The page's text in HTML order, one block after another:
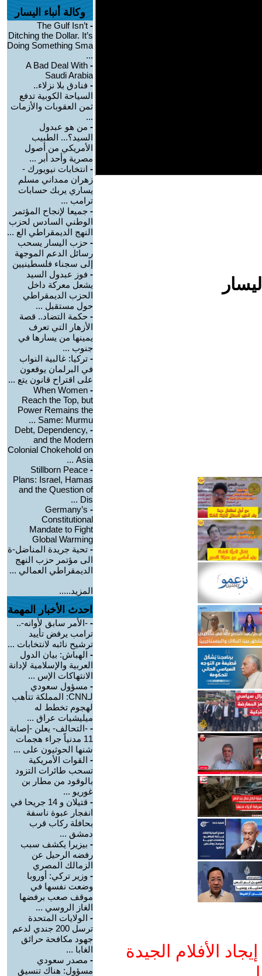
الأفلام الجيدة
وكالة أنباء اليسار
-
The Gulf Isn’t
Ditching the Dollar. It’s
Doing Something Sma
...
-
A Bad Deal With
Saudi Arabia
- فنادق بلا نزلاء..
السياحة الكوبية تدفع
ثمن العقوبات والأزمات
...
- من هو عبدول
السيد؟... الطبيب
الأمريكي من أصول
مصرية وأحد أبر ...
- انتخابات نيويورك -
زهران ممداني مسلم
يساري يربك حسابات
ترامب ...
- جميعا لإنجاح المؤتمر
الوطني السادس لحزب
النهج الديمقراطي الع ...
- حزب اليسار يسحب
رسائل الدعم الموجهة
إلى سجناء فلسطينيين
- فوز عبدول السيد
يشعل معركة داخل
الحزب الديمقراطي
حول مستقبل ...
- حكمة التضاد.. قصة
الأزهار التي تعرف
يمينها من يسارها في
جنوب ...
- تركيا: غالبية النواب
في البرلمان يوقعون
على اقتراح قانون يتع ...
-
When Women
Reach the Top, but
Power Remains the
Same: Murmu ...
-
Debt, Dependency,
and the Modern
Colonial Chokehold on
Asia ...
-
Stillborn Peace
Plans: Israel, Hamas
and the Question of
Dis ...
-
Germany’s
Constitutional
Mandate to Fight
Global Warming
- تحية جريدة المناضل-ة
الى مؤتمر حزب النهج
الديمقراطي العمالي ...
المزيد.....
احدث الأخبار المهمة
- -الأمر سابق لأوانه-..
ترامب يرفض تأييد
ترشيح نائبه لانتخابات ...
- الهباش: بيان الدول
العربية والإسلامية لإدانة
الانتهاكات الإس ...
- مسؤول سعودي
لـCNN: المملكة تتأهب
لهجوم تخطط له
ميليشيات عراق ...
- -التحالف- يعلن -إصابة
11 مدنياً جراء هجمات
شنها الحوثيون على ...
- القوات الأمريكية
تسحب طائرات التزود
بالوقود من مطار بن
غوريو ...
-
قتيلان و 14 جريحا في
انفجار عبوة ناسفة
بحافلة ركاب قرب
دمشق ...
- بيزيرا يكشف سبب
رفضه الرحيل عن
الزمالك المصري
- وزير تركي: أوروبا
وضعت نفسها في
موقف صعب برفضها
الغاز الروسي ...
- الولايات المتحدة
ترسل 200 جندي لدعم
جهود مكافحة حرائق
الغابا ...
- مصدر سعودي
مسؤول: هناك تنسيق